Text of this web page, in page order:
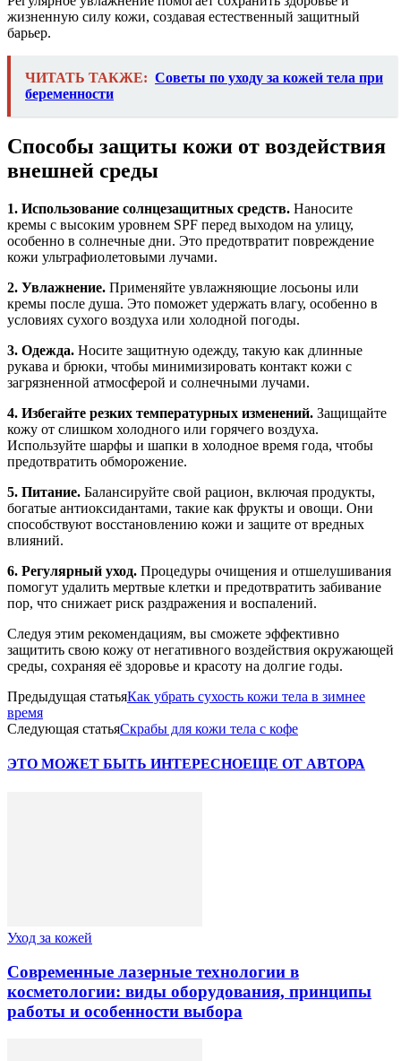
жизненную силу кожи, создавая естественный защитный
барьер.
ЧИТАТЬ ТАКЖЕ: Советы по уходу за кожей тела при
беременности
Способы защиты кожи от воздействия
внешней среды
1. Использование солнцезащитных средств. Наносите
кремы с высоким уровнем SPF перед выходом на улицу,
особенно в солнечные дни. Это предотвратит повреждение
кожи ультрафиолетовыми лучами.
2. Увлажнение. Применяйте увлажняющие лосьоны или
кремы после душа. Это поможет удержать влагу, особенно в
условиях сухого воздуха или холодной погоды.
3. Одежда. Носите защитную одежду, такую как длинные
рукава и брюки, чтобы минимизировать контакт кожи с
загрязненной атмосферой и солнечными лучами.
4. Избегайте резких температурных изменений. Защищайте
кожу от слишком холодного или горячего воздуха.
Используйте шарфы и шапки в холодное время года, чтобы
предотвратить обморожение.
5. Питание. Балансируйте свой рацион, включая продукты,
богатые антиоксидантами, такие как фрукты и овощи. Они
способствуют восстановлению кожи и защите от вредных
влияний.
6. Регулярный уход. Процедуры очищения и отшелушивания
помогут удалить мертвые клетки и предотвратить забивание
пор, что снижает риск раздражения и воспалений.
Следуя этим рекомендациям, вы сможете эффективно
защитить свою кожу от негативного воздействия окружающей
среды, сохраняя её здоровье и красоту на долгие годы.
Предыдущая статьяКак убрать сухость кожи тела в зимнее
время
Следующая статьяСкрабы для кожи тела с кофе
ЭТО МОЖЕТ БЫТЬ ИНТЕРЕСНОЕЩЕ ОТ АВТОРА
Уход за кожей
Современные лазерные технологии в
косметологии: виды оборудования, принципы
работы и особенности выбора